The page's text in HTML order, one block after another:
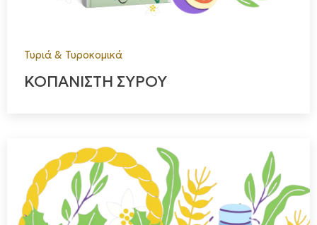
Τυριά & Τυροκομικά
ΚΟΠΑΝΙΣΤΗ ΣΥΡΟΥ